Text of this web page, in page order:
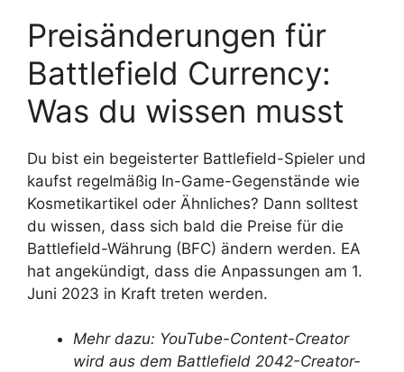
Preisänderungen für
Battlefield Currency:
Was du wissen musst
Du bist ein begeisterter Battlefield-Spieler und
kaufst regelmäßig In-Game-Gegenstände wie
Kosmetikartikel oder Ähnliches? Dann solltest
du wissen, dass sich bald die Preise für die
Battlefield-Währung (BFC) ändern werden. EA
hat angekündigt, dass die Anpassungen am 1.
Juni 2023 in Kraft treten werden.
Mehr dazu: YouTube-Content-Creator
wird aus dem Battlefield 2042-Creator-